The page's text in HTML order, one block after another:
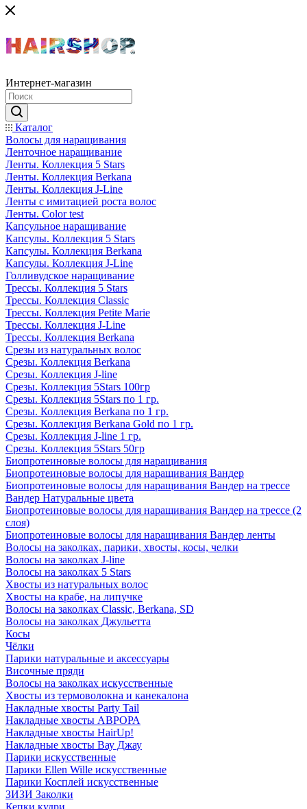
Интернет-магазин
Каталог
Волосы для наращивания
Ленточное наращивание
Ленты. Коллекция 5 Stars
Ленты. Коллекция Berkana
Ленты. Коллекция J-Line
Ленты с имитацией роста волос
Ленты. Color test
Капсульное наращивание
Капсулы. Коллекция 5 Stars
Капсулы. Коллекция Berkana
Капсулы. Коллекция J-Line
Голливудское наращивание
Трессы. Коллекция 5 Stars
Трессы. Коллекция Classic
Трессы. Коллекция Petite Marie
Трессы. Коллекция J-Line
Трессы. Коллекция Berkana
Срезы из натуральных волос
Срезы. Коллекция Berkana
Срезы. Коллекция J-line
Срезы. Коллекция 5Stars 100гр
Срезы. Коллекция 5Stars по 1 гр.
Срезы. Коллекция Berkana по 1 гр.
Срезы. Коллекция Berkana Gold по 1 гр.
Срезы. Коллекция J-line 1 гр.
Срезы. Коллекция 5Stars 50гр
Биопротеиновые волосы для наращивания
Биопротеиновые волосы для наращивания Вандер
Биопротеиновые волосы для наращивания Вандер на трессе
Вандер Натуральные цвета
Биопротеиновые волосы для наращивания Вандер на трессе (2
слоя)
Биопротеиновые волосы для наращивания Вандер ленты
Волосы на заколках, парики, хвосты, косы, челки
Волосы на заколках J-line
Волосы на заколках 5 Stars
Хвосты из натуральных волос
Хвосты на крабе, на липучке
Волосы на заколках Classic, Berkana, SD
Волосы на заколках Джульетта
Косы
Чёлки
Парики натуральные и аксессуары
Височные пряди
Волосы на заколках искусственные
Хвосты из термоволокна и канекалона
Накладные хвосты Party Tail
Накладные хвосты АВРОРА
Накладные хвосты HairUp!
Накладные хвосты Вау Джау
Парики искусственные
Парики Ellen Wille искусственные
Парики Косплей искусственные
ЗИЗИ Заколки
Кепки кудри